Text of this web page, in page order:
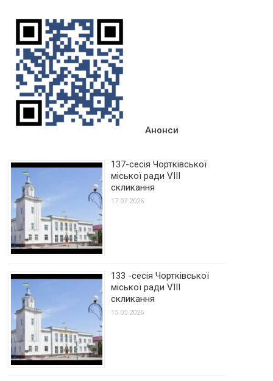
Анонси
137-сесія Чортківської
міської ради VIII
скликання
17.07.2026
133 -сесія Чортківської
міської ради VIII
скликання
15.05.2026